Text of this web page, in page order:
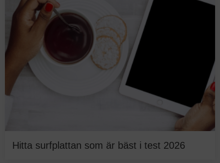
Hitta surfplattan som är bäst i test 2026